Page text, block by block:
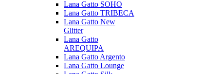
Lana Gatto SOHO
Lana Gatto TRIBECA
Lana Gatto New
Glitter
Lana Gatto
AREQUIPA
Lana Gatto Argento
Lana Gatto Lounge